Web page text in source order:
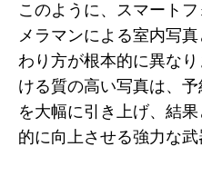
このように、スマート
メラマンによる室内写
わり方が根本的に異な
ける質の高い写真は、
を大幅に引き上げ、結
的に向上させる強力な武